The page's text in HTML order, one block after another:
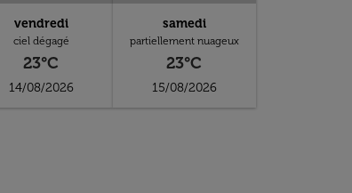
vendredi
ciel dégagé
23°C
14/08/2026
samedi
partiellement nuageux
23°C
15/08/2026